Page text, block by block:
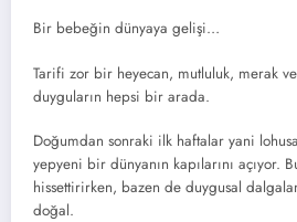
Bir bebeğin dünyaya gelişi…
Tarifi zor bir heyecan, mutluluk, merak
duyguların hepsi bir arada.
Doğumdan sonraki ilk haftalar yani
yepyeni bir dünyanın kapılarını açıyor.
hissettirirken, bazen de duygusal
doğal.